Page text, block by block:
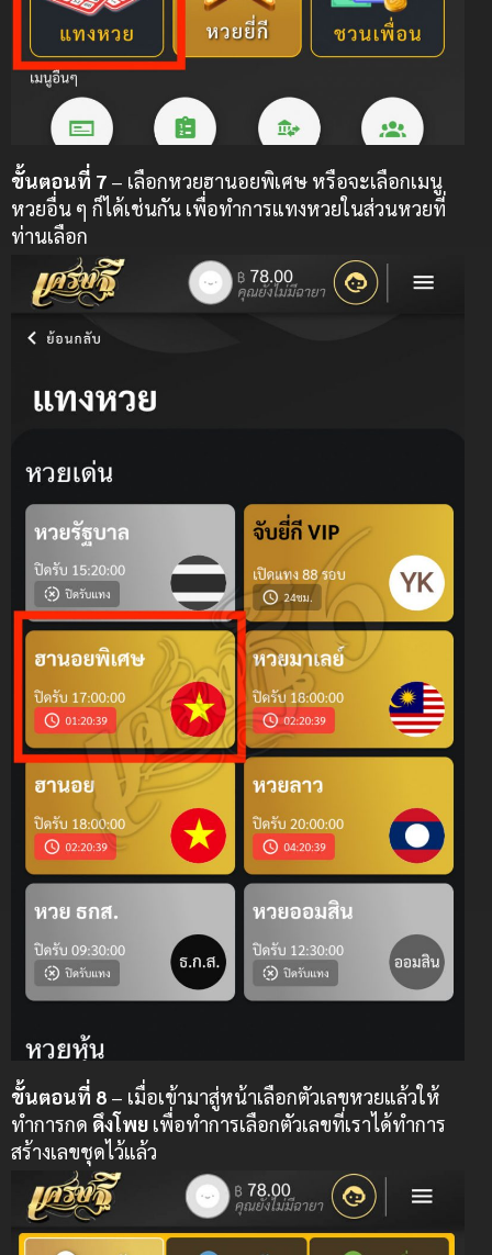
ขั้นตอนที่ 7 – เลือกหวยฮานอยพิเศษ หรือจะเลือกเมนู
หวยอื่น ๆ ก็ได้เช่นกัน เพื่อทำการแทงหวยในส่วนหวยที่
ท่านเลือก
ขั้นตอนที่ 8 – เมื่อเข้ามาสู่หน้าเลือกตัวเลขหวยแล้วให้
ทำการกด ดึงโพย เพื่อทำการเลือกตัวเลขที่เราได้ทำการ
สร้างเลขชุดไว้แล้ว